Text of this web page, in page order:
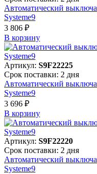
Автоматический
Systeme9
3 806 ₽
В корзинy
Артикул: S9F22225
Срок поставки: 2 дня
Автоматический
Systeme9
3 696 ₽
В корзинy
Артикул: S9F22220
Срок поставки: 2 дня
Автоматический
Systeme9